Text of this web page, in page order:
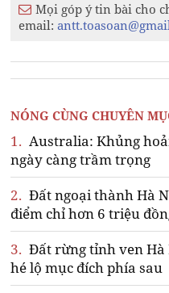
Mọi góp ý tin bài cho
email:
NÓNG CÙNG CHUYÊN
1. Australia: Khủng
ngày càng trầm trọng
2. Đất ngoại thành Hà
điểm chỉ hơn 6 triệu
3. Đất rừng tỉnh ven Hà
hé lộ mục đích phía sau